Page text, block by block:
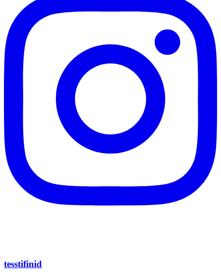
tesstifinid